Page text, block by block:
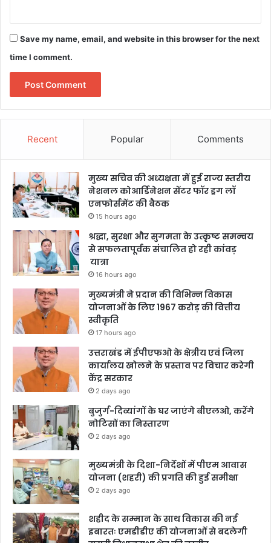
Save my name, email, and website in this browser for the next
time I comment.
Recent Popular Comments
मुख्य सचिव की अध्यक्षता में हुई राज्य स्तरीय
नेशनल कोआर्डिनेशन सेंटर फॉर ड्रग लॉ
एनफोर्समेंट की बैठक
15 hours ago
श्रद्धा, सुरक्षा और सुगमता के उत्कृष्ट समन्वय
से सफलतापूर्वक संचालित हो रही कांवड़
यात्रा
16 hours ago
मुख्यमंत्री ने प्रदान की विभिन्न विकास
योजनाओं के लिए 1967 करोड़ की वित्तीय
स्वीकृति
17 hours ago
उत्तराखंड में ईपीएफओ के क्षेत्रीय एवं जिला
कार्यालय खोलने के प्रस्ताव पर विचार करेगी
केंद्र सरकार
2 days ago
बुजुर्ग-दिव्यांगों के घर जाएंगे बीएलओ, करेंगे
नोटिसों का निस्तारण
2 days ago
मुख्यमंत्री के दिशा-निर्देशों में पीएम आवास
योजना (शहरी) की प्रगति की हुई समीक्षा
2 days ago
शहीद के सम्मान के साथ विकास की नई
इबारतः एमडीडीए की योजनाओं से बदलेगी